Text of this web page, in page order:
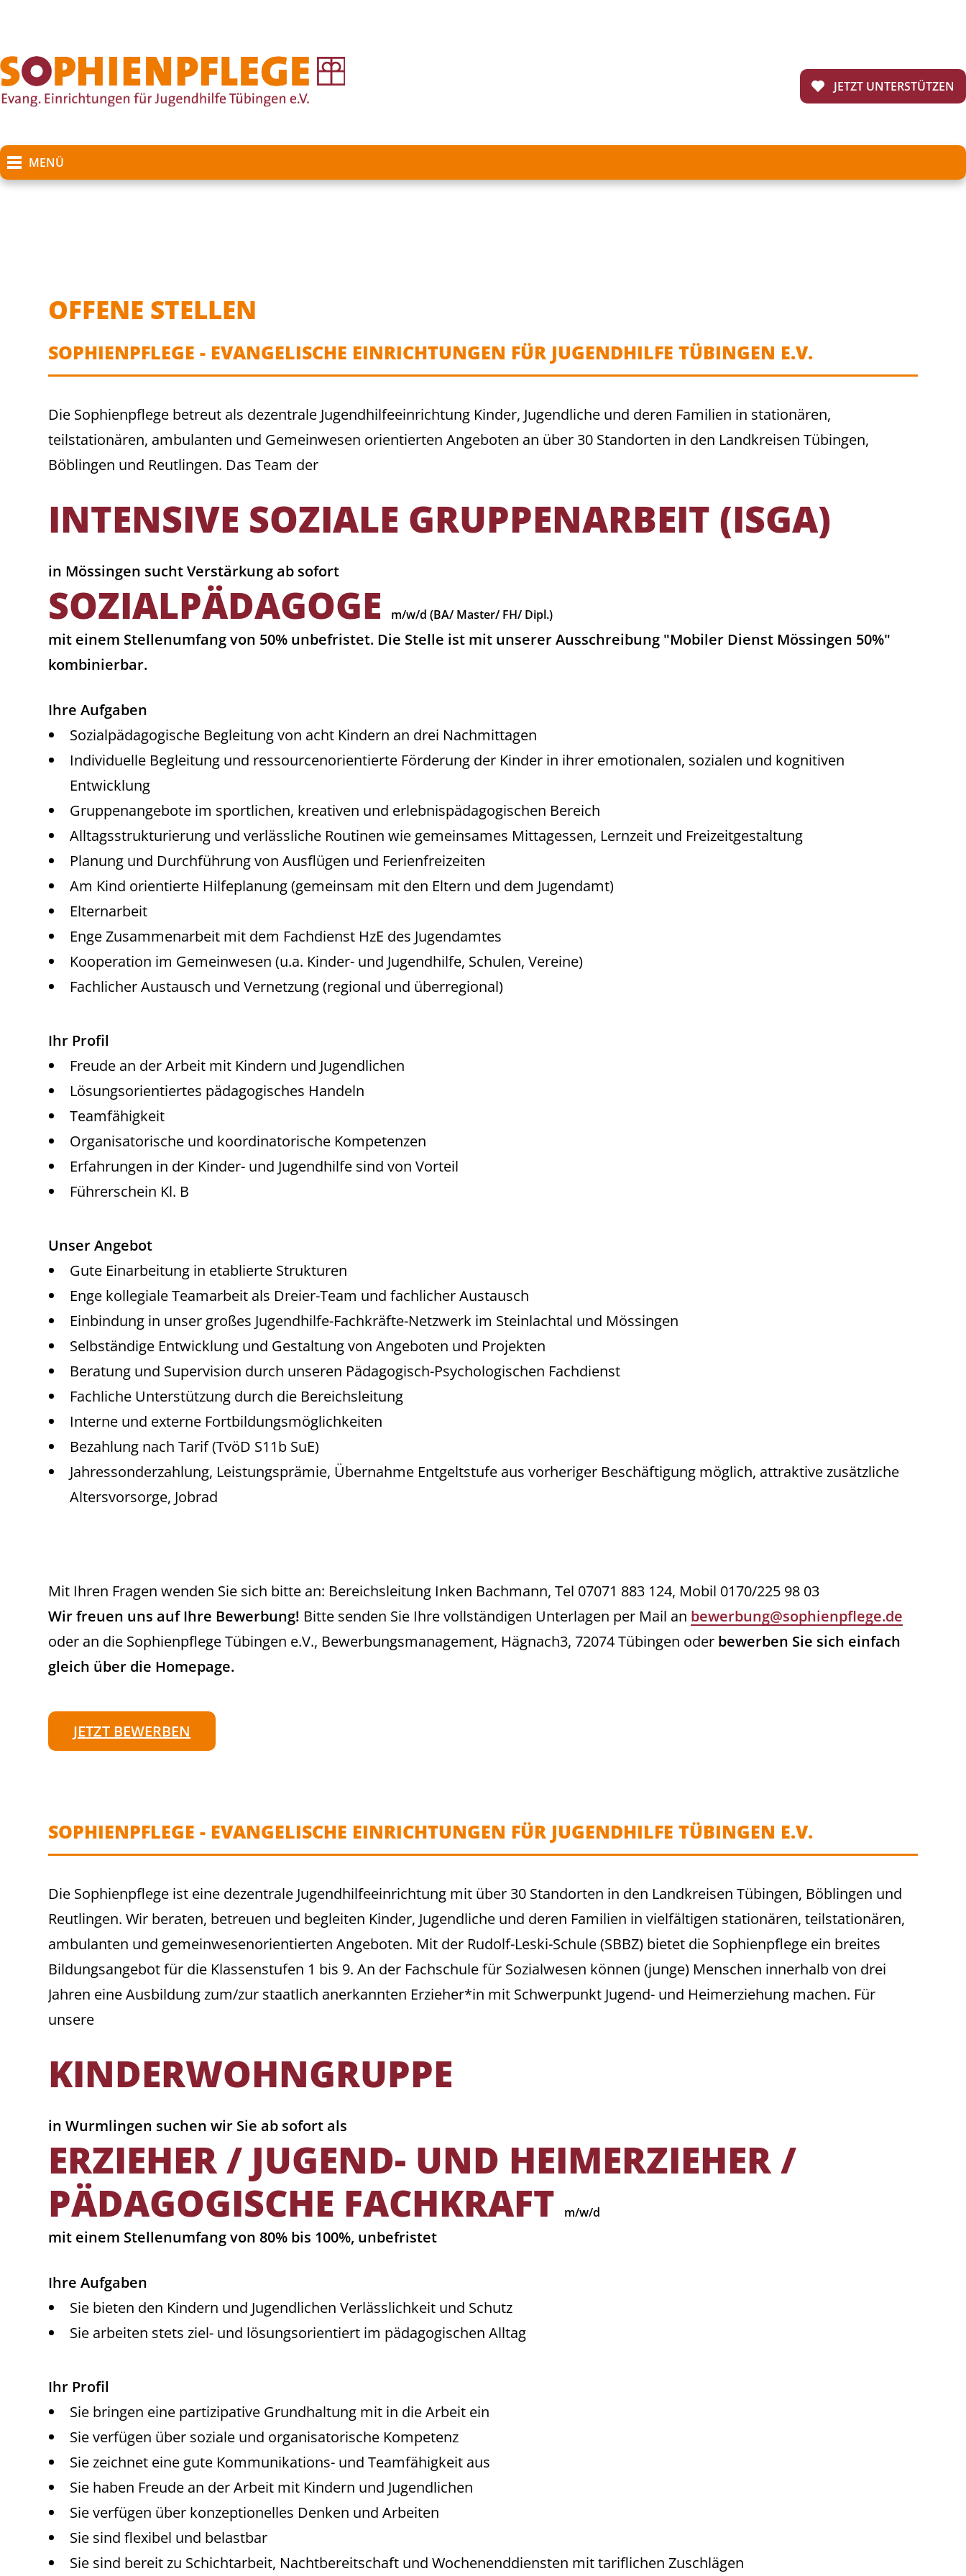
JETZT UNTERSTÜTZEN
MENÜ
OFFENE STELLEN
SOPHIENPFLEGE - EVANGELISCHE EINRICHTUNGEN FÜR JUGENDHILFE TÜBINGEN E.V.
Die Sophienpflege betreut als dezentrale Jugendhilfeeinrichtung Kinder, Jugendliche und deren Familien in stationären,
teilstationären, ambulanten und Gemeinwesen orientierten Angeboten an über 30 Standorten in den Landkreisen Tübingen,
Böblingen und Reutlingen. Das Team der
INTENSIVE SOZIALE GRUPPENARBEIT (ISGA)
in Mössingen sucht Verstärkung ab sofort
SOZIALPÄDAGOGE m/w/d (BA/ Master/ FH/ Dipl.)
mit einem Stellenumfang von 50% unbefristet. Die Stelle ist mit unserer Ausschreibung "Mobiler Dienst Mössingen 50%"
kombinierbar.
Ihre Aufgaben
Sozialpädagogische Begleitung von acht Kindern an drei Nachmittagen
Individuelle Begleitung und ressourcenorientierte Förderung der Kinder in ihrer emotionalen, sozialen und kognitiven
Entwicklung
Gruppenangebote im sportlichen, kreativen und erlebnispädagogischen Bereich
Alltagsstrukturierung und verlässliche Routinen wie gemeinsames Mittagessen, Lernzeit und Freizeitgestaltung
Planung und Durchführung von Ausflügen und Ferienfreizeiten
Am Kind orientierte Hilfeplanung (gemeinsam mit den Eltern und dem Jugendamt)
Elternarbeit
Enge Zusammenarbeit mit dem Fachdienst HzE des Jugendamtes
Kooperation im Gemeinwesen (u.a. Kinder- und Jugendhilfe, Schulen, Vereine)
Fachlicher Austausch und Vernetzung (regional und überregional)
Ihr Profil
Freude an der Arbeit mit Kindern und Jugendlichen
Lösungsorientiertes pädagogisches Handeln
Teamfähigkeit
Organisatorische und koordinatorische Kompetenzen
Erfahrungen in der Kinder- und Jugendhilfe sind von Vorteil
Führerschein Kl. B
Unser Angebot
Gute Einarbeitung in etablierte Strukturen
Enge kollegiale Teamarbeit als Dreier-Team und fachlicher Austausch
Einbindung in unser großes Jugendhilfe-Fachkräfte-Netzwerk im Steinlachtal und Mössingen
Selbständige Entwicklung und Gestaltung von Angeboten und Projekten
Beratung und Supervision durch unseren Pädagogisch-Psychologischen Fachdienst
Fachliche Unterstützung durch die Bereichsleitung
Interne und externe Fortbildungsmöglichkeiten
Bezahlung nach Tarif (TvöD S11b SuE)
Jahressonderzahlung, Leistungsprämie, Übernahme Entgeltstufe aus vorheriger Beschäftigung möglich, attraktive zusätzliche
Altersvorsorge, Jobrad
Mit Ihren Fragen wenden Sie sich bitte an: Bereichsleitung Inken Bachmann, Tel 07071 883 124, Mobil 0170/225 98 03
Wir freuen uns auf Ihre Bewerbung! Bitte senden Sie Ihre vollständigen Unterlagen per Mail an bewerbung@sophienpflege.de
oder an die Sophienpflege Tübingen e.V., Bewerbungsmanagement, Hägnach3, 72074 Tübingen oder bewerben Sie sich einfach
gleich über die Homepage.
JETZT BEWERBEN
SOPHIENPFLEGE - EVANGELISCHE EINRICHTUNGEN FÜR JUGENDHILFE TÜBINGEN E.V.
Die Sophienpflege ist eine dezentrale Jugendhilfeeinrichtung mit über 30 Standorten in den Landkreisen Tübingen, Böblingen und
Reutlingen. Wir beraten, betreuen und begleiten Kinder, Jugendliche und deren Familien in vielfältigen stationären, teilstationären,
ambulanten und gemeinwesenorientierten Angeboten. Mit der Rudolf-Leski-Schule (SBBZ) bietet die Sophienpflege ein breites
Bildungsangebot für die Klassenstufen 1 bis 9. An der Fachschule für Sozialwesen können (junge) Menschen innerhalb von drei
Jahren eine Ausbildung zum/zur staatlich anerkannten Erzieher*in mit Schwerpunkt Jugend- und Heimerziehung machen. Für
unsere
KINDERWOHNGRUPPE
in Wurmlingen suchen wir Sie ab sofort als
ERZIEHER / JUGEND- UND HEIMERZIEHER /
PÄDAGOGISCHE FACHKRAFT
m/w/d
mit einem Stellenumfang von 80% bis 100%, unbefristet
Ihre Aufgaben
Sie bieten den Kindern und Jugendlichen Verlässlichkeit und Schutz
Sie arbeiten stets ziel- und lösungsorientiert im pädagogischen Alltag
Ihr Profil
Sie bringen eine partizipative Grundhaltung mit in die Arbeit ein
Sie verfügen über soziale und organisatorische Kompetenz
Sie zeichnet eine gute Kommunikations- und Teamfähigkeit aus
Sie haben Freude an der Arbeit mit Kindern und Jugendlichen
Sie verfügen über konzeptionelles Denken und Arbeiten
Sie sind flexibel und belastbar
Sie sind bereit zu Schichtarbeit, Nachtbereitschaft und Wochenenddiensten mit tariflichen Zuschlägen